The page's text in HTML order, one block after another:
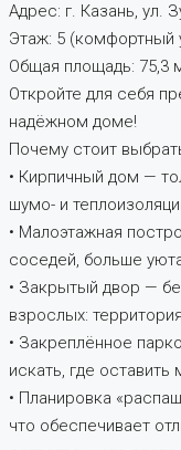
Адрес: г. Казань, ул.
Этаж: 5 (комфортный
Общая площадь: 75,3
Откройте для себя
надёжном доме!
Почему стоит
• Кирпичный дом —
шумо- и
• Малоэтажная
соседей, больше
• Закрытый двор —
взрослых:
• Закреплённое
искать, где
• Планировка
что обеспечивает